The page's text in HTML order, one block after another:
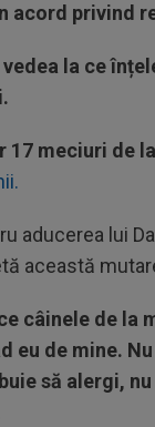
acord privind
la ce
meciuri de
aducerea lui
această
câinele de la
eu de mine.
să alergi,